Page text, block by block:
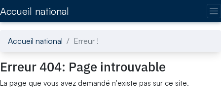
Accueil national
Accueil national Erreur !
Erreur 404: Page introuvable
La page que vous avez demandé n'existe pas sur ce site.